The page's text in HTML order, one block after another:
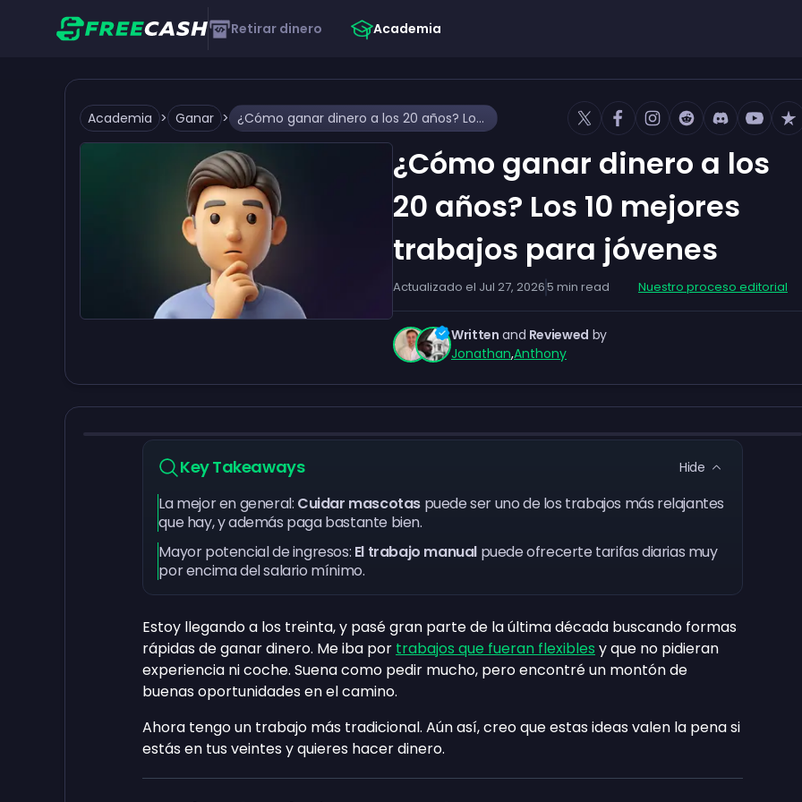
Retirar dinero Academia
Academia > Ganar > ¿Cómo ganar dinero a los 20 años? Los 10 mejores trabajos para jóvenes
¿Cómo ganar dinero a los
20 años? Los 10 mejores
trabajos para jóvenes
Actualizado el Jul 27, 20265 min read Nuestro proceso editorial
Written and Reviewed by
Jonathan,Anthony
Key Takeaways Hide
La mejor en general: Cuidar mascotas puede ser uno de los trabajos más relajantes
que hay, y además paga bastante bien.
Mayor potencial de ingresos: El trabajo manual puede ofrecerte tarifas diarias muy
por encima del salario mínimo.
Estoy llegando a los treinta, y pasé gran parte de la última década buscando formas
rápidas de ganar dinero. Me iba por trabajos que fueran flexibles y que no pidieran
experiencia ni coche. Suena como pedir mucho, pero encontré un montón de
buenas oportunidades en el camino.
Ahora tengo un trabajo más tradicional. Aún así, creo que estas ideas valen la pena si
estás en tus veintes y quieres hacer dinero.